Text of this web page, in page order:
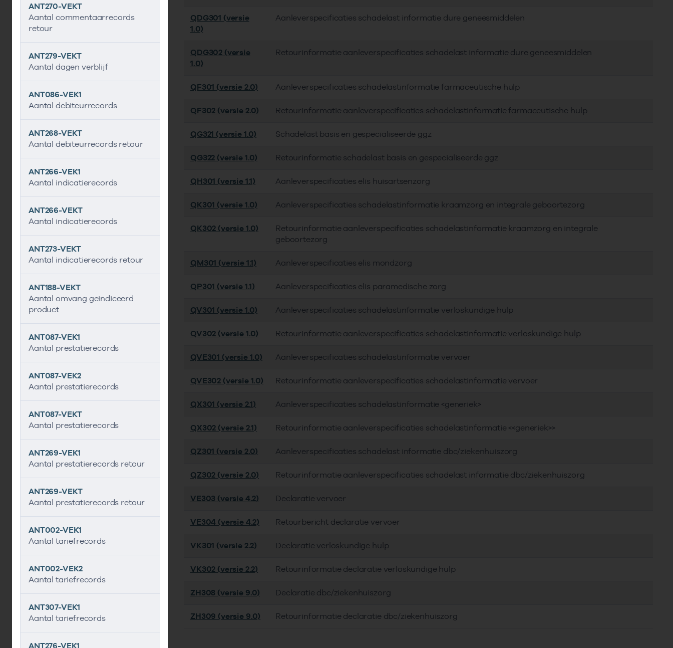
ANT270-VEKT
Aantal commentaarrecords
retour
ANT279-VEKT
Aantal dagen verblijf
ANT086-VEK1
Aantal debiteurrecords
ANT268-VEKT
Aantal debiteurrecords retour
ANT266-VEK1
Aantal indicatierecords
ANT266-VEKT
Aantal indicatierecords
ANT273-VEKT
Aantal indicatierecords retour
ANT188-VEKT
Aantal omvang geindiceerd
product
ANT087-VEK1
Aantal prestatierecords
ANT087-VEK2
Aantal prestatierecords
ANT087-VEKT
Aantal prestatierecords
ANT269-VEK1
Aantal prestatierecords retour
ANT269-VEKT
Aantal prestatierecords retour
ANT002-VEK1
Aantal tariefrecords
ANT002-VEK2
Aantal tariefrecords
ANT307-VEK1
Aantal tariefrecords
ANT276-VEK1
QDG301 (versie
1.0)
Aanleverspecificaties schadelast informatie dure geneesmiddelen
QDG302 (versie
1.0)
Retourinformatie aanleverspecificaties schadelast informatie dure geneesmiddelen
QF301 (versie 2.0) Aanleverspecificaties schadelastinformatie farmaceutische hulp
QF302 (versie 2.0) Retourinformatie aanleverspecificaties schadelastinformatie farmaceutische hulp
QG321 (versie 1.0) Schadelast basis en gespecialiseerde ggz
QG322 (versie 1.0) Retourinformatie schadelast basis en gespecialiseerde ggz
QH301 (versie 1.1) Aanleverspecificaties elis huisartsenzorg
QK301 (versie 1.0) Aanleverspecificaties schadelastinformatie kraamzorg en integrale geboortezorg
QK302 (versie 1.0)
Retourinformatie aanleverspecificaties schadelastinformatie kraamzorg en integrale
geboortezorg
QM301 (versie 1.1) Aanleverspecificaties elis mondzorg
QP301 (versie 1.1) Aanleverspecificaties elis paramedische zorg
QV301 (versie 1.0) Aanleverspecificaties schadelastinformatie verloskundige hulp
QV302 (versie 1.0) Retourinformatie aanleverspecificaties schadelastinformatie verloskundige hulp
QVE301 (versie 1.0) Aanleverspecificaties schadelastinformatie vervoer
QVE302 (versie 1.0) Retourinformatie aanleverspecificaties schadelastinformatie vervoer
QX301 (versie 2.1) Aanleverspecificaties schadelastinformatie <generiek>
QX302 (versie 2.1) Retourinformatie aanleverspecificaties schadelastinformatie <<generiek>>
QZ301 (versie 2.0) Aanleverspecificaties schadelast informatie dbc/ziekenhuiszorg
QZ302 (versie 2.0) Retourinformatie aanleverspecificaties schadelast informatie dbc/ziekenhuiszorg
VE303 (versie 4.2) Declaratie vervoer
VE304 (versie 4.2) Retourbericht declaratie vervoer
VK301 (versie 2.2) Declaratie verloskundige hulp
VK302 (versie 2.2) Retourinformatie declaratie verloskundige hulp
ZH308 (versie 9.0) Declaratie dbc/ziekenhuiszorg
ZH309 (versie 9.0) Retourinformatie declaratie dbc/ziekenhuiszorg